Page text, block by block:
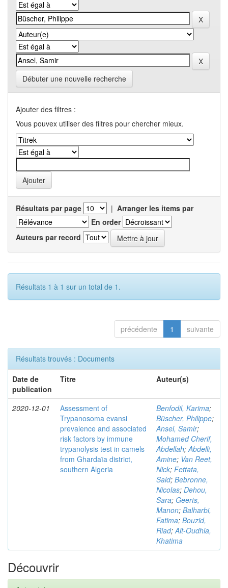
Débuter une nouvelle recherche
Ajouter des filtres :
Vous pouvex utiliser des filtres pour chercher mieux.
Résultats par page | Arranger les items par
En order
Auteurs par record
Résultats 1 à 1 sur un total de 1.
précédente 1 suivante
Résultats trouvés : Documents
Date de
publication
Titre Auteur(s)
2020-12-01
Assessment of
Trypanosoma evansi
prevalence and associated
risk factors by immune
trypanolysis test in camels
from Ghardaïa district,
southern Algeria
Benfodil, Karima;
Büscher, Philippe;
Ansel, Samir;
Mohamed Cherif,
Abdellah;Abdelli,
Amine; Van Reet,
Nick; Fettata,
Said; Bebronne,
Nicolas; Dehou,
Sara; Geerts,
Manon; Balharbi,
Fatima; Bouzid,
Riad;Ait-Oudhia,
Khatima
Découvrir